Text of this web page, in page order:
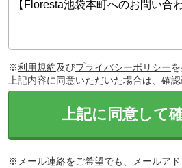
※利用規約及びプライバシーポリシー
上記内容に同意いただいた場合は、確認
上記に同意して
※メール連絡をご希望でも、メールア